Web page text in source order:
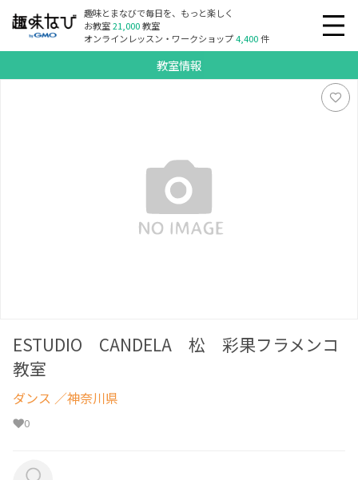
趣味とまなびで毎日を、もっと楽しく
お教室21,000教室
オンラインレッスン・ワークショップ4,400件
教室情報
ESTUDIO CANDELA 松 彩果フラメンコ
教室
ダンス ／神奈川県
0